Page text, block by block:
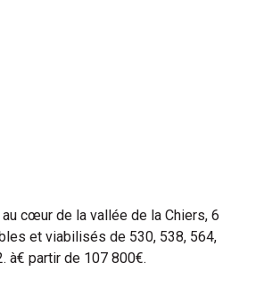
cœur de la vallée de la Chiers, 6
et viabilisés de 530, 538, 564,
à€ partir de 107 800€.